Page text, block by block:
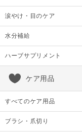
涙やけ・目のケア
水分補給
ハーブサプリメント
ケア用品
すべてのケア用品
ブラシ・爪切り